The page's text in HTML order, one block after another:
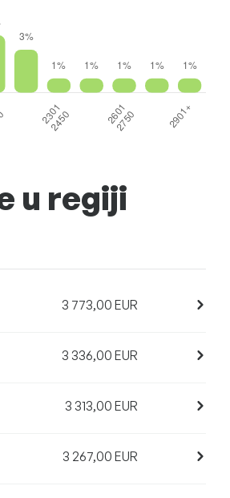
u regiji
3 773,00 EUR
3 336,00 EUR
3 313,00 EUR
3 267,00 EUR